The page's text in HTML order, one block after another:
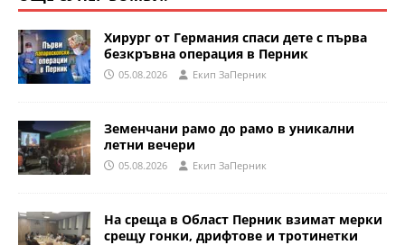
Хирург от Германия спаси дете с първа
безкръвна операция в Перник
05.08.2026 Eкип ЗаПерник
Земенчани рамо до рамо в уникални
летни вечери
05.08.2026 Eкип ЗаПерник
На среща в Област Перник взимат мерки
срещу гонки, дрифтове и тротинетки